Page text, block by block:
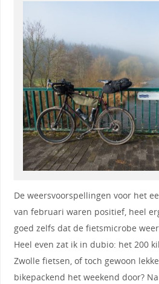
De weersvoorspellingen voor het
van februari waren positief, heel
goed zelfs dat de fietsmicrobe
Heel even zat ik in dubio: het 200
Zwolle fietsen, of toch gewoon
bikepackend het weekend door?